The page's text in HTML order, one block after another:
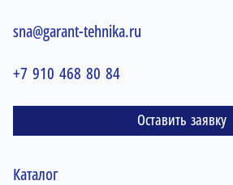
sna@garant-tehnika.ru
+7 910 468 80 84
Оставить заявку
Каталог